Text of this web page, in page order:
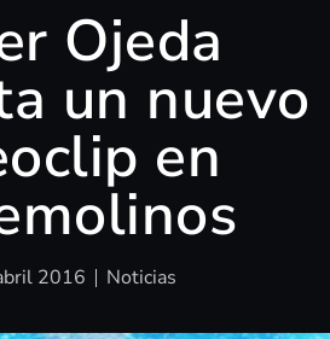
Ojeda
un nuevo
en
2016 Noticias